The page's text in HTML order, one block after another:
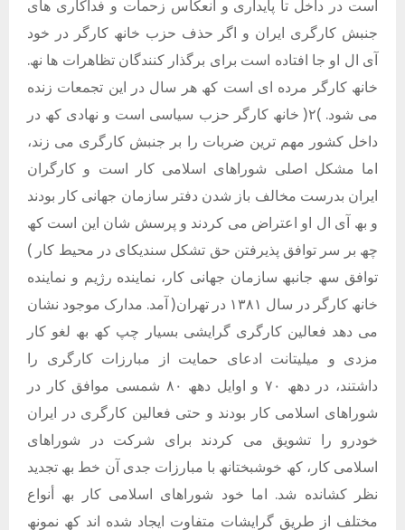
است در داخل تا پایداری و انعکاس زحمات و فداکاری ھای
جنبش کارگری ایران و اگر حذف حزب خانھ کارگر در خود
آی ال او جا افتاده است برای برگذار کنندگان تظاھرات ھا نھ.
خانھ کارگر مرده ای است کھ ھر سال در این تجمعات زنده
می شود. )٢( خانھ کارگر حزب سیاسی است و نھادی کھ در
داخل کشور مھم ترین ضربات را بر جنبش کارگری می زند،
اما مشکل اصلی شوراھای اسلامی کار است و کارگران
ایران بدرست مخالف باز شدن دفتر سازمان جھانی کار بودند
و بھ آی ال او اعتراض می کردند و پرسش شان این است کھ
چھ بر سر توافق پذیرفتن حق تشکل سندیکای در محیط کار )
توافق سھ جانبھ سازمان جھانی کار، نماینده رژیم و نماینده
خانھ کارگر در سال ١٣٨١ در تھران( آمد. مدارک موجود نشان
می دھد فعالین کارگری گرایشی بسیار چپ کھ بھ لغو کار
مزدی و میلیتانت ادعای حمایت از مبارزات کارگری را
داشتند، در دھھ ٧٠ و اوایل دھھ ٨٠ شمسی موافق کار در
شوراھای اسلامی کار بودند و حتی فعالین کارگری در ایران
خودرو را تشویق می کردند برای شرکت در شوراھای
اسلامی کار، کھ خوشبختانھ با مبارزات جدی آن خط بھ تجدید
نظر کشانده شد. اما خود شوراھای اسلامی کار بھ أنواع
مختلف از طریق گرایشات متفاوت ایجاد شده اند کھ نمونھ